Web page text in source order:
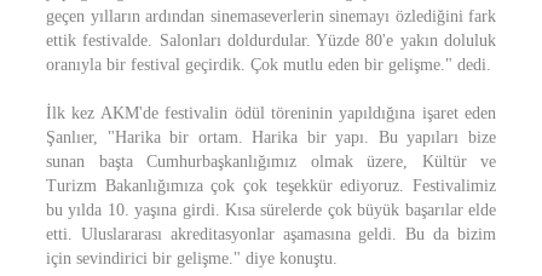
geçen yılların ardından sinemaseverlerin sinemayı özlediğini fark
ettik festivalde. Salonları doldurdular. Yüzde 80'e yakın doluluk
oranıyla bir festival geçirdik. Çok mutlu eden bir gelişme." dedi.
İlk kez AKM'de festivalin ödül töreninin yapıldığına işaret eden
Şanlıer, "Harika bir ortam. Harika bir yapı. Bu yapıları bize
sunan başta Cumhurbaşkanlığımız olmak üzere, Kültür ve
Turizm Bakanlığımıza çok çok teşekkür ediyoruz. Festivalimiz
bu yılda 10. yaşına girdi. Kısa sürelerde çok büyük başarılar elde
etti. Uluslararası akreditasyonlar aşamasına geldi. Bu da bizim
için sevindirici bir gelişme." diye konuştu.